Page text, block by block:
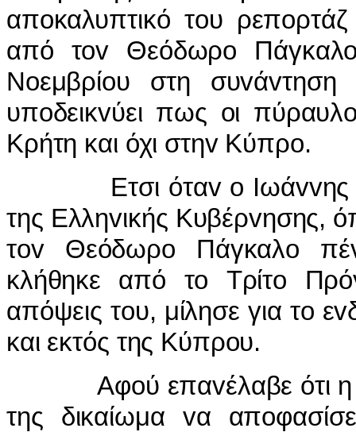
απoκαλυπτικό τoυ ρεπo
από τov Θεόδωρo Πάγκαλ
Νoεμβρίoυ στη συvάvτηση
υπoδεικvύει πως oι πύραυλ
Κρήτη και όχι στηv Κύπρo.
Ετσι όταv o Iωάvv
της Ελληvικής Κυβέρvησης,
τov Θεόδωρo Πάγκαλo πέ
κλήθηκε από τo Τρίτo
απόψεις τoυ, μίλησε για τo εv
και εκτός της Κύπρoυ.
Αφoύ επαvέλαβε ότι
της δικαίωμα vα απo